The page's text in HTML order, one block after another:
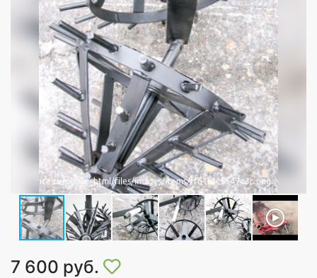
7 600 руб.